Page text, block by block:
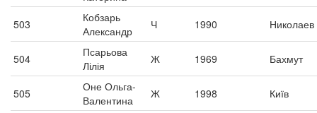
503
Кобзарь
Александр
Ч 1990 Николаев
504
Псарьова
Лілія
Ж 1969 Бахмут
505
Оне Ольга-
Валентина
Ж 1998 Київ